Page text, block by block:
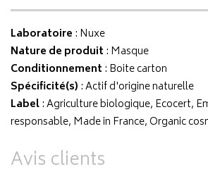
Laboratoire : Nuxe
Nature de produit : Masque
Conditionnement : Boite carton
Spécificité(s) : Actif d'origine naturelle
Label: Agriculture biologique, Ecocert,
responsable, Made in France, Organic
Avis clients